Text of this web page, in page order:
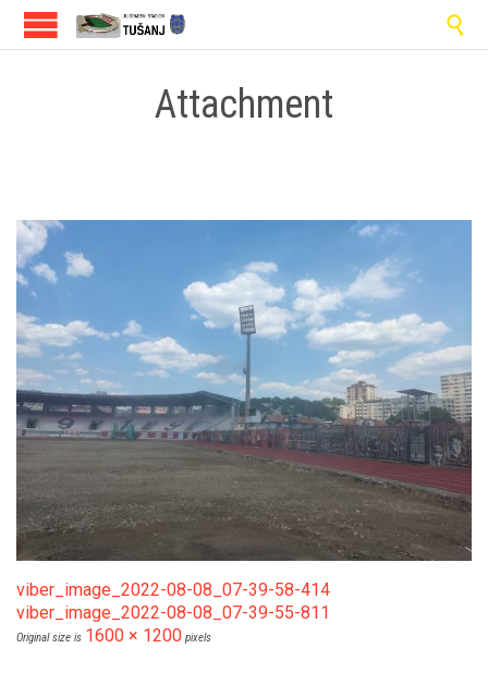

Attachment
viber_image_2022-08-08_07-39-58-414
viber_image_2022-08-08_07-39-55-811
Original size is 1600 × 1200 pixels